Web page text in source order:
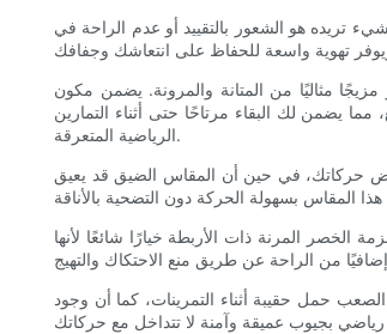
تريده هو الشعور بالتقييد أو عدم الراحة في
مثاليًا من المتانة والمرونة. يضمن مكون
مما يضمن لك البقاء مرتاحًا حتى أثناء التمارين
الرياضية المتعرقة.
حركاتك، في حين أن المقاس الضيق قد يعيق
المرنة ذات الأربطة خيارًا شائعًا لأنها
حمل حقيبة أثناء التمرينات، كما أن وجود